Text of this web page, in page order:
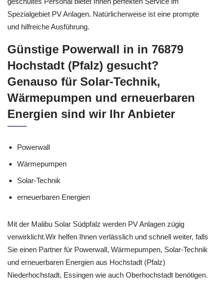
Spezialgebiet PV Anlagen. Natürlicherweise ist eine prompte
und hilfreiche Ausführung.
Günstige Powerwall in in 76879
Hochstadt (Pfalz) gesucht?
Genauso für Solar-Technik,
Wärmepumpen und erneuerbaren
Energien sind wir Ihr Anbieter
Powerwall
Wärmepumpen
Solar-Technik
erneuerbaren Energien
Mit der Malibu Solar Südpfalz werden PV Anlagen zügig
verwirklicht.Wir helfen Ihnen verlässlich und schnell weiter, falls
Sie einen Partner für Powerwall, Wärmepumpen, Solar-Technik
und erneuerbaren Energien aus Hochstadt (Pfalz)
Niederhochstadt, Essingen wie auch Oberhochstadt benötigen.